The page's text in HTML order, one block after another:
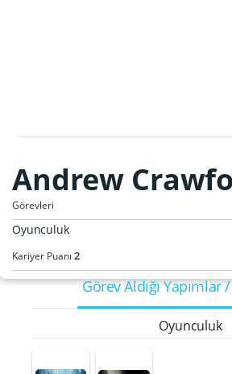
Andrew
Görevleri
Oyunculuk
Kariyer Puanı 2
Görev Aldığı
Oyunculuk